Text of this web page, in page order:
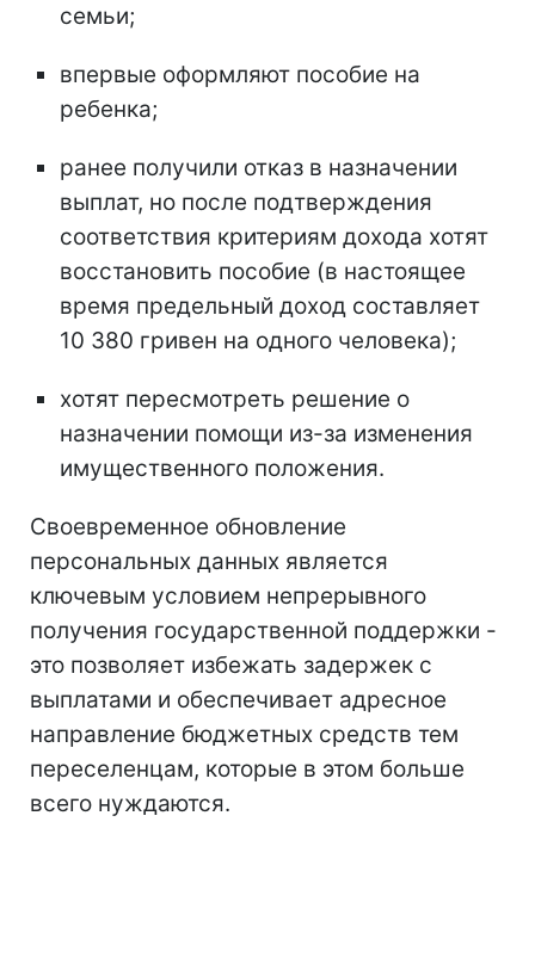
семьи;
впервые оформляют пособие на
ребенка;
ранее получили отказ в назначении
выплат, но после подтверждения
соответствия критериям дохода хотят
восстановить пособие (в настоящее
время предельный доход составляет
10 380 гривен на одного человека);
хотят пересмотреть решение о
назначении помощи из-за изменения
имущественного положения.
Своевременное обновление
персональных данных является
ключевым условием непрерывного
получения государственной поддержки -
это позволяет избежать задержек с
выплатами и обеспечивает адресное
направление бюджетных средств тем
переселенцам, которые в этом больше
всего нуждаются.